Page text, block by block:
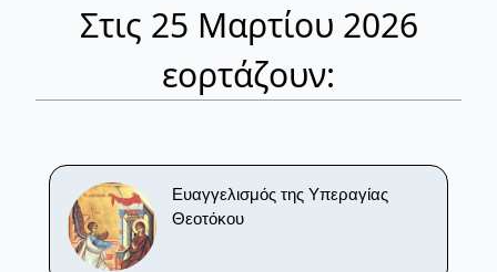
Στις 25 Μαρτίου 2026
εορτάζουν:
Ευαγγελισμός της Υπεραγίας
Θεοτόκου